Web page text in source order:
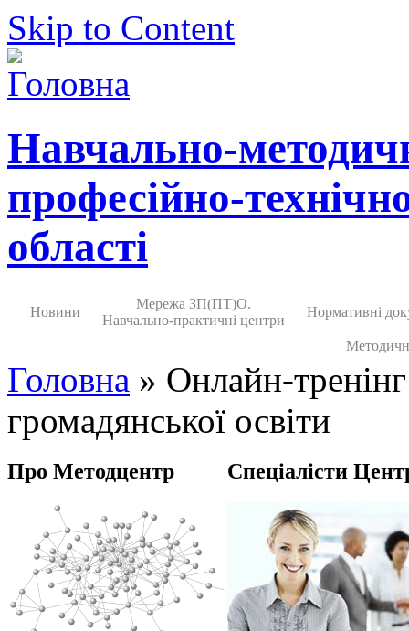
Skip to Content
Навчально-
професійно-
області
Новини
Мережа ЗП(ПТ)О.
Навчально-практичні центри
Нормативні
Головна » Онлайн-тренінг
громадянської освіти
Про Методцентр Спеціалісти